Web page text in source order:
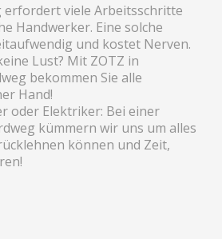
erfordert viele Arbeitsschritte
Handwerker. Eine solche
und kostet Nerven.
Lust? Mit ZOTZ in
bekommen Sie alle
Hand!
oder Elektriker: Bei einer
kümmern wir uns um alles
können und Zeit,